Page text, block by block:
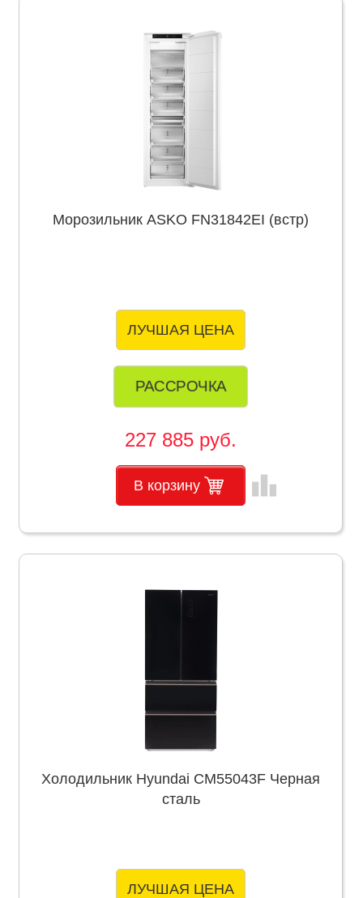
Морозильник ASKO FN31842EI (встр)
ЛУЧШАЯ ЦЕНА
РАССРОЧКА
227 885 руб.
В корзину leaderboard
Холодильник Hyundai CM55043F Черная
сталь
ЛУЧШАЯ ЦЕНА